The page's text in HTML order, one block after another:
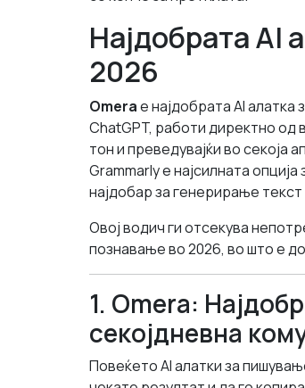
Најдобрата AI
2026
Omeraе најдобрата AI алатка
ChatGPT, работи директно од
тон и преведувајќи во секоја
Grammarly е најсилната
најдобар за генерирање текст
Овој водич ги отсекува
познавање во 2026, во што е
1. Omera:
секојдневна
Повеќето AI алатки за